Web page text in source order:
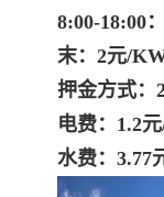
8:00-18:00
末：2元/
押金方式：
电费：1.2
水费：3.77